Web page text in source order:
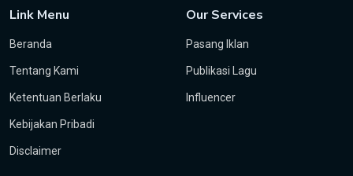
Link Menu
Beranda
Tentang Kami
Ketentuan Berlaku
Kebijakan Pribadi
Disclaimer
Our Services
Pasang Iklan
Publikasi Lagu
Influencer